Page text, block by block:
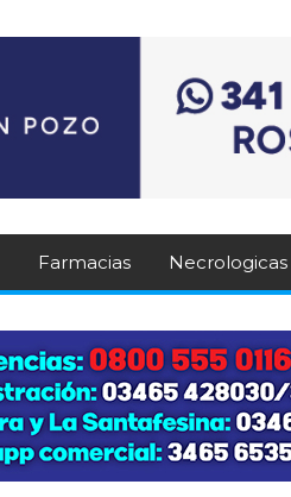
Farmacias Necrologicas